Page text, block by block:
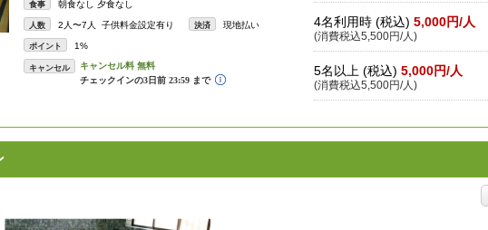
食事 朝食なし 夕食なし
人数 2人〜7人 子供料金設定有り 決済 現地払い
ポイント 1%
キャンセル
4名利用時 (税込) 5,000円/人
(消費税込5,500円/人)
5名以上 (税込) 5,000円/人
(消費税込5,500円/人)